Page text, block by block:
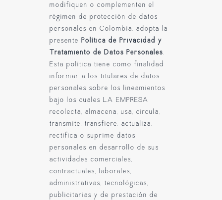
modifiquen o complementen el
régimen de protección de datos
personales en Colombia, adopta la
presente Política de Privacidad y
Tratamiento de Datos Personales.
Esta política tiene como finalidad
informar a los titulares de datos
personales sobre los lineamientos
bajo los cuales LA EMPRESA
recolecta, almacena, usa, circula,
transmite, transfiere, actualiza,
rectifica o suprime datos
personales en desarrollo de sus
actividades comerciales,
contractuales, laborales,
administrativas, tecnológicas,
publicitarias y de prestación de